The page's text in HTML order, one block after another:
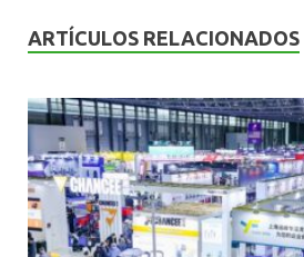
b
o
k
er l
s
p
p
dI
ARTÍCULOS RELACIONADOS